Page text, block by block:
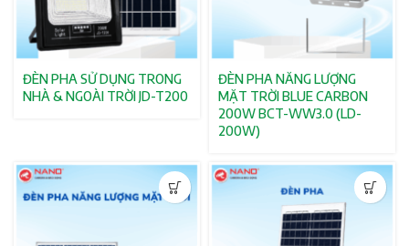
ĐÈN PHA SỬ DỤNG TRONG
NHÀ & NGOÀI TRỜI JD-T200
ĐÈN PHA NĂNG LƯỢNG
MẶT TRỜI BLUE CARBON
200W BCT-WW3.0 (LD-
200W)